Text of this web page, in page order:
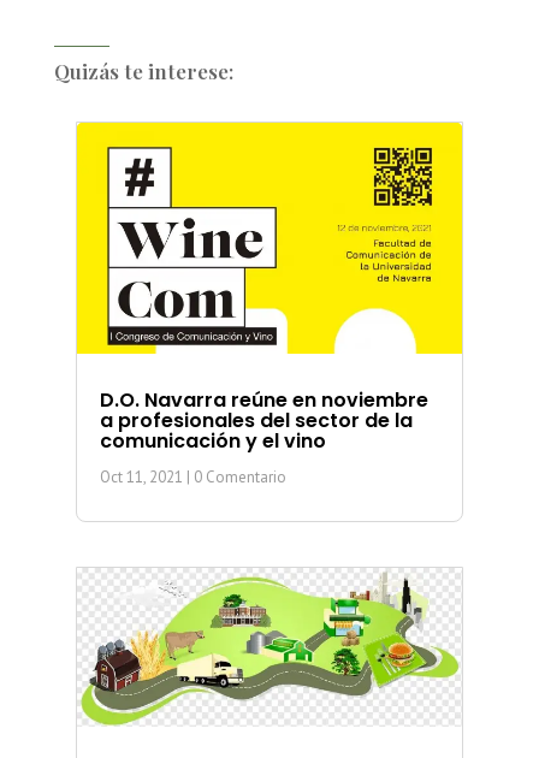
Quizás te interese:
D.O. Navarra reúne en noviembre
a profesionales del sector de la
comunicación y el vino
Oct 11, 2021 | 0 Comentario